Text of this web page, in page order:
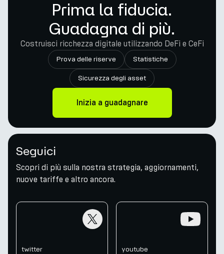
Prima la fiducia.
Guadagna di più.
Costruisci ricchezza digitale utilizzando DeFi e CeFi
Prova delle riserve Statistiche
Sicurezza degli asset
Inizia a guadagnare
Seguici
Scopri di più sulla nostra strategia, aggiornamenti,
nuove tariffe e altro ancora.
twitter youtube